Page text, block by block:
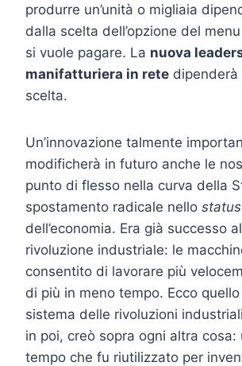
produrre un’unità o migliaia
dalla scelta dell’opzione del
si vuole pagare. La nuova
manifatturiera in rete dipenderà
scelta.
Un’innovazione talmente
modificherà in futuro anche le
punto di flesso nella curva della
spostamento radicale nello
dell’economia. Era già successo
rivoluzione industriale: le
consentito di lavorare più
di più in meno tempo. Ecco
sistema delle rivoluzioni
in poi, creò sopra ogni altra cosa:
tempo che fu riutilizzato per